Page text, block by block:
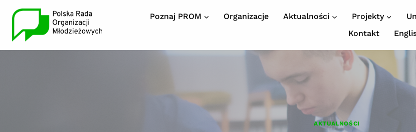
Przeskocz
treści
Poznaj PROM Organizacje Aktualności Projekty
Kontakt
AKTUALNOŚCI